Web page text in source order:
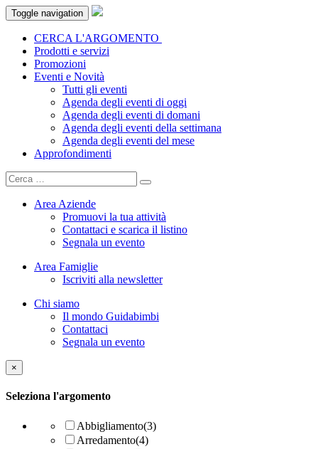
Toggle navigation
CERCA L'ARGOMENTO
Prodotti e servizi
Promozioni
Eventi e Novità
Tutti gli eventi
Agenda degli eventi di oggi
Agenda degli eventi di domani
Agenda degli eventi della settimana
Agenda degli eventi del mese
Approfondimenti
Area Aziende
Promuovi la tua attività
Contattaci e scarica il listino
Segnala un evento
Area Famiglie
Iscriviti alla newsletter
Chi siamo
Il mondo Guidabimbi
Contattaci
Segnala un evento
×
Seleziona l'argomento
Abbigliamento(3)
Arredamento(4)